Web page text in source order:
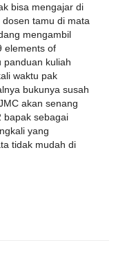
bisa mengajar di
tamu di mata
mengambil
elements of
panduan kuliah
waktu pak
bukunya susah
akan senang
bapak sebagai
yang
tidak mudah di